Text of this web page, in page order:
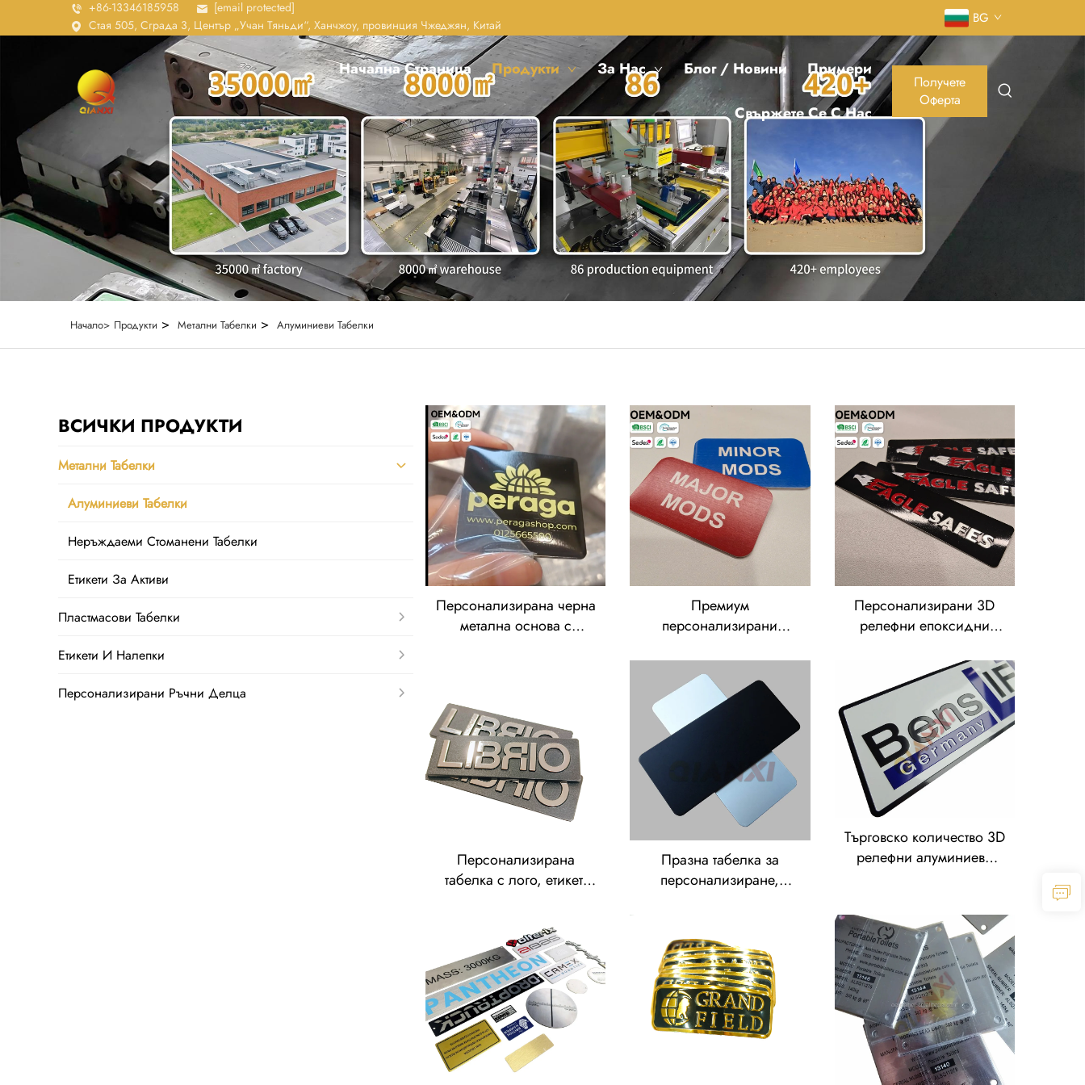
+86-13346185958
[email protected]
Стая 505, Сграда 3, Център „Учан Тяньди“, Ханчжоу, провинция Чжеджян, Китай
BG
Начална Страница Продукти За Нас Блог / Новини Примери
Свържете Се С Нас
Получете
Оферта
Начало> Продукти > Метални Табелки > Алуминиеви Табелки
ВСИЧКИ ПРОДУКТИ
Метални Табелки
Алуминиеви Табелки
Неръждаеми Стоманени Табелки
Етикети За Активи
Пластмасови Табелки
Етикети И Налепки
Персонализирани Ръчни Делца
Персонализирана черна
метална основа с
контактна информация
за брандиране
Премиум
персонализирани
– червени и сини
алуминиеви табелки
Персонализирани 3D
релефни епоксидни
гладки черни етикети с
логото „EAGLE SAFES“
Персонализирана
табелка с лого, етикет,
цинков сплав с матова
метална повърхност
Празна табелка за
персонализиране,
алуминий, баджове за
дрехи, метални
магнитни табелки с име,
копчета-табелки,
баджове
Търговско количество 3D
релефни алуминиеви
метални табелки с
лазерно гравиране,
метални табелки с име